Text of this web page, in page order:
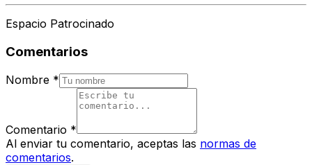
Espacio Patrocinado
Comentarios
Nombre *
Comentario *
Al enviar tu comentario, aceptas las normas de
comentarios.